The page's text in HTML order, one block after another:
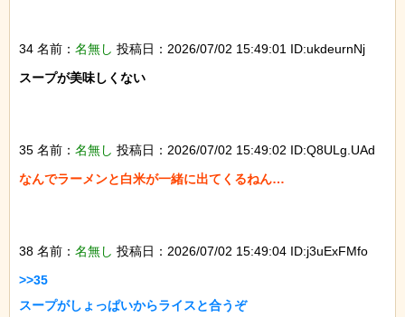
34 名前： 名無し 投稿日：2026/07/02 15:49:01 ID:ukdeurnNj
スープが美味しくない
35 名前： 名無し 投稿日：2026/07/02 15:49:02 ID:Q8ULg.UAd
なんでラーメンと白米が一緒に出てくるねん…
38 名前： 名無し 投稿日：2026/07/02 15:49:04 ID:j3uExFMfo
>>35
スープがしょっぱいからライスと合うぞ